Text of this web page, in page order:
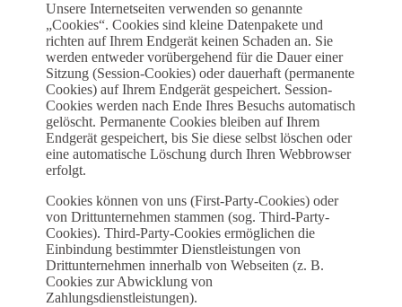
Unsere Internetseiten verwenden so genannte
„Cookies“. Cookies sind kleine Datenpakete und
richten auf Ihrem Endgerät keinen Schaden an. Sie
werden entweder vorübergehend für die Dauer einer
Sitzung (Session-Cookies) oder dauerhaft (permanente
Cookies) auf Ihrem Endgerät gespeichert. Session-
Cookies werden nach Ende Ihres Besuchs automatisch
gelöscht. Permanente Cookies bleiben auf Ihrem
Endgerät gespeichert, bis Sie diese selbst löschen oder
eine automatische Löschung durch Ihren Webbrowser
erfolgt.
Cookies können von uns (First-Party-Cookies) oder
von Drittunternehmen stammen (sog. Third-Party-
Cookies). Third-Party-Cookies ermöglichen die
Einbindung bestimmter Dienstleistungen von
Drittunternehmen innerhalb von Webseiten (z. B.
Cookies zur Abwicklung von
Zahlungsdienstleistungen).